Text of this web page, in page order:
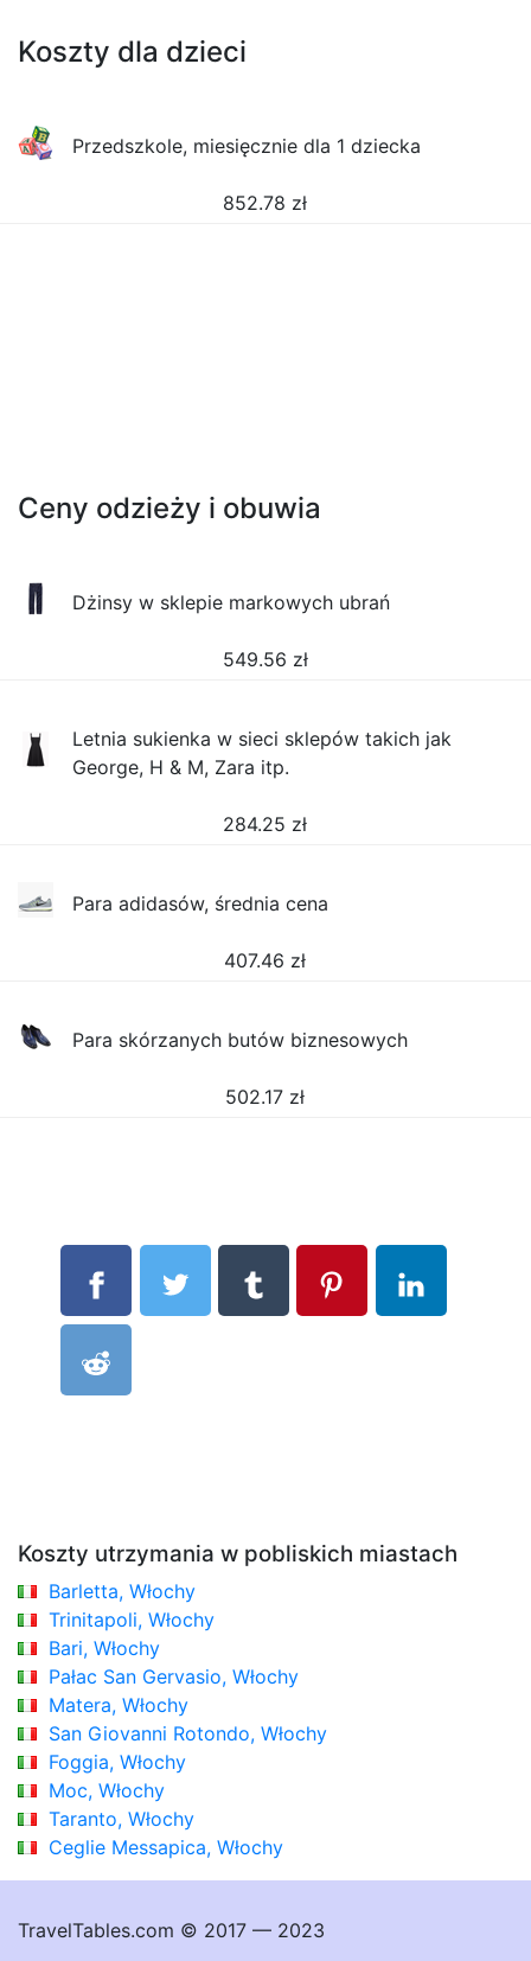
Koszty dla dzieci
Przedszkole, miesięcznie dla 1 dziecka
852.78 zł
Ceny odzieży i obuwia
Dżinsy w sklepie markowych ubrań
549.56 zł
Letnia sukienka w sieci sklepów takich jak
George, H & M, Zara itp.
284.25 zł
Para adidasów, średnia cena
407.46 zł
Para skórzanych butów biznesowych
502.17 zł
Koszty utrzymania w pobliskich miastach
Barletta, Włochy
Trinitapoli, Włochy
Bari, Włochy
Pałac San Gervasio, Włochy
Matera, Włochy
San Giovanni Rotondo, Włochy
Foggia, Włochy
Moc, Włochy
Taranto, Włochy
Ceglie Messapica, Włochy
TravelTables.com © 2017 — 2023